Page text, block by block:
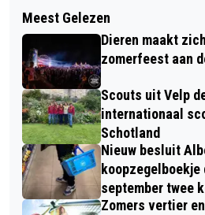
Meest Gelezen
Dieren maakt
zomerfeest aan
Scouts uit Velp
internationaal
Schotland
Nieuw besluit
september twee
Zomers vertier